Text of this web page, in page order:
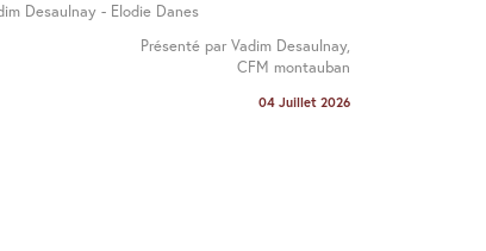
Desaulnay - Elodie Danes
Présenté par Vadim Desaulnay,
CFM montauban
04 Juillet 2026